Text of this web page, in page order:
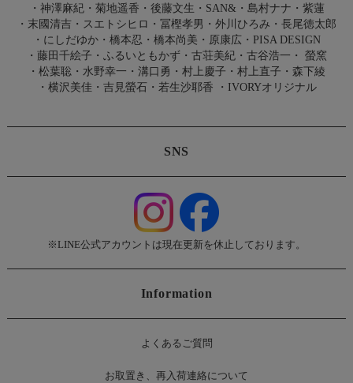
・ 神澤麻紀・ 菊地遥香 ・ 後藤文生 ・ SAN& ・ 島村ナナ ・ 紫蓮
・ 末國清吉 ・ スエトシヒロ ・ 冨樫孝男 ・ 外川ひろみ ・ 長尾徳太郎
・ にしだゆか ・ 橋本忍 ・ 橋本尚美 ・ 原康広 ・ PISA DESIGN
・ 藤田千絵子 ・ ふるいともかず ・ 古荘美紀 ・ 古谷浩一 ・
螢窯
・ 松葉聡 ・ 水野幸一 ・ 溝口勇 ・ 村上慶子 ・ 村上直子 ・ 森下綾
・ 横沢美佳 ・ 吉見螢石・ 若生沙耶香 ・ IVORYオリジナル
SNS
※LINE公式アカウントは現在更新を休止しております。
Information
よくあるご質問
お取置き、再入荷連絡について